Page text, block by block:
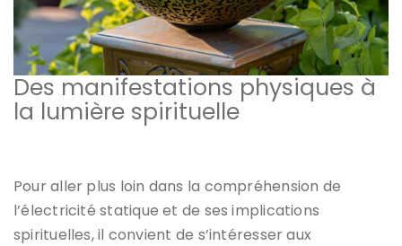
Des manifestations physiques à
la lumière spirituelle
Pour aller plus loin dans la compréhension de
l’électricité statique et de ses implications
spirituelles, il convient de s’intéresser aux